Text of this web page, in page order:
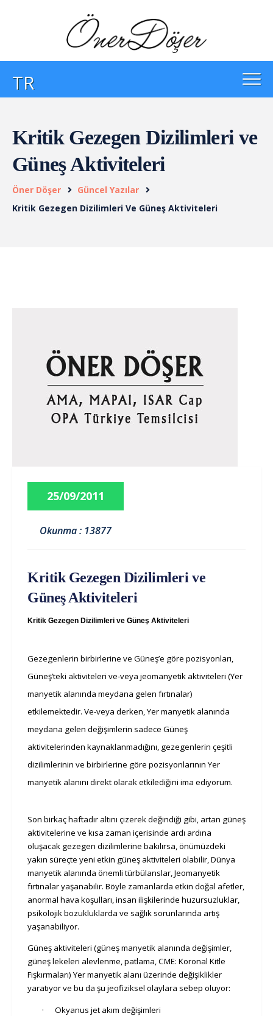
TR
Kritik Gezegen Dizilimleri ve
Güneş Aktiviteleri
Öner Döşer
Güncel Yazılar
Kritik Gezegen Dizilimleri Ve Güneş Aktiviteleri
25/09/2011
Okunma : 13877
Kritik Gezegen Dizilimleri ve
Güneş Aktiviteleri
Kritik Gezegen Dizilimleri ve Güneş Aktiviteleri
Gezegenlerin birbirlerine ve Güneş’e göre pozisyonları,
Güneş’teki aktiviteleri ve-veya jeomanyetik aktiviteleri (Yer
manyetik alanında meydana gelen fırtınalar)
etkilemektedir. Ve-veya derken, Yer manyetik alanında
meydana gelen değişimlerin sadece Güneş
aktivitelerinden kaynaklanmadığını, gezegenlerin çeşitli
dizilimlerinin ve birbirlerine göre pozisyonlarının Yer
manyetik alanını direkt olarak etkilediğini ima ediyorum.
Son birkaç haftadır altını çizerek değindiği gibi, artan güneş
aktivitelerine ve kısa zaman içerisinde ardı ardına
oluşacak gezegen dizilimlerine bakılırsa, önümüzdeki
yakın süreçte yeni etkin güneş aktiviteleri olabilir, Dünya
manyetik alanında önemli türbülanslar, Jeomanyetik
fırtınalar yaşanabilir. Böyle zamanlarda etkin doğal afetler,
anormal hava koşulları, insan ilişkilerinde huzursuzluklar,
psikolojik bozukluklarda ve sağlık sorunlarında artış
yaşanabiliyor.
Güneş aktiviteleri (güneş manyetik alanında değişimler,
güneş lekeleri alevlenme, patlama, CME: Koronal Kitle
Fışkırmaları) Yer manyetik alanı üzerinde değişiklikler
yaratıyor ve bu da şu jeofiziksel olaylara sebep oluyor:
·
Okyanus jet akım değişimleri